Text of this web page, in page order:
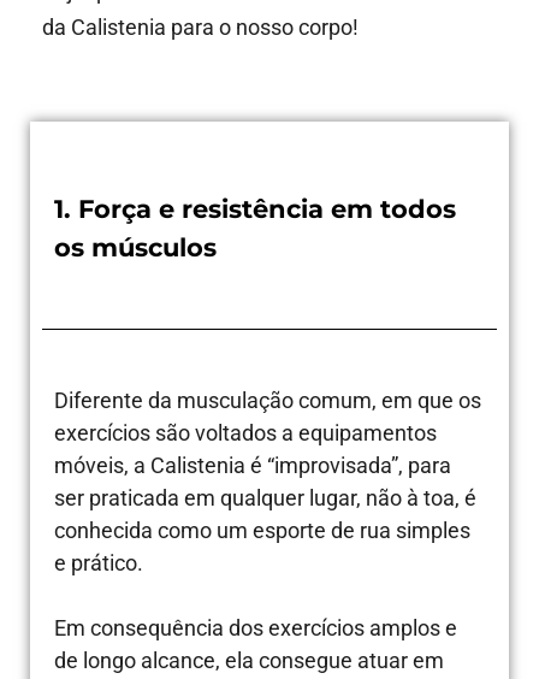
da Calistenia para o nosso corpo!
1. Força e resistência em todos
os músculos
Diferente da musculação comum, em que os
exercícios são voltados a equipamentos
móveis, a Calistenia é “improvisada”, para
ser praticada em qualquer lugar, não à toa, é
conhecida como um esporte de rua simples
e prático.
Em consequência dos exercícios amplos e
de longo alcance, ela consegue atuar em